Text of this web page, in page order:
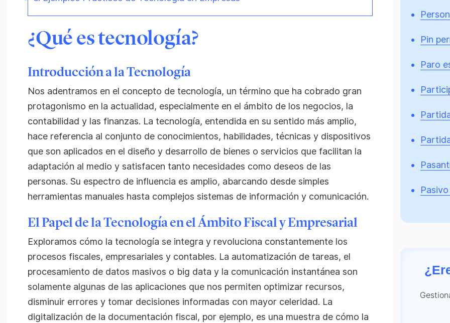
¿Qué es tecnología?
Introducción a la Tecnología
Nos adentramos en el concepto de tecnología, un término que ha cobrado gran
protagonismo en la actualidad, especialmente en el ámbito de los negocios, la
contabilidad y las finanzas. La tecnología, entendida en su sentido más amplio,
hace referencia al conjunto de conocimientos, habilidades, técnicas y dispositivos
que son aplicados en el diseño y desarrollo de bienes o servicios que facilitan la
adaptación al medio y satisfacen tanto necesidades como deseos de las
personas. Su espectro de influencia es amplio, abarcando desde simples
herramientas manuales hasta complejos sistemas de información y comunicación.
El Papel de la Tecnología en el Ámbito Fiscal y Empresarial
Exploramos cómo la tecnología se integra y revoluciona constantemente los
procesos fiscales, empresariales y contables. La automatización de tareas, el
procesamiento de datos masivos o big data y la comunicación instantánea son
solamente algunas de las aplicaciones que nos permiten optimizar recursos,
disminuir errores y tomar decisiones informadas con mayor celeridad. La
digitalización de la documentación fiscal, por ejemplo, es una muestra de cómo la
Pin
Paro